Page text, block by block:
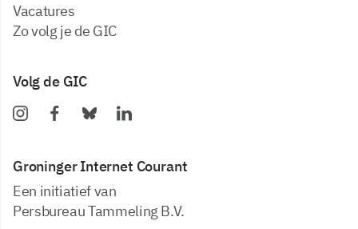
vacatures
zo volg je de GIC
Volg de GIC
Groninger Internet Courant
Een initiatief van
Persbureau Tammeling B.V.